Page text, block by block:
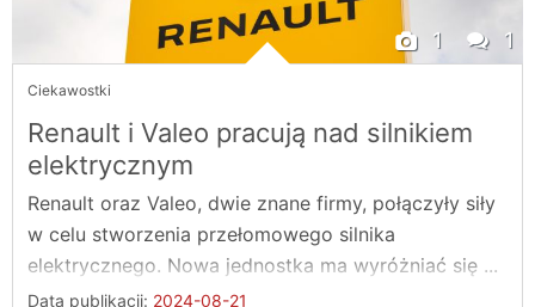
1 1
Ciekawostki
Renault i Valeo pracują nad silnikiem
elektrycznym
Renault oraz Valeo, dwie znane firmy, połączyły siły
w celu stworzenia przełomowego silnika
elektrycznego. Nowa jednostka ma wyróżniać się ...
Data publikacji: 2024-08-21